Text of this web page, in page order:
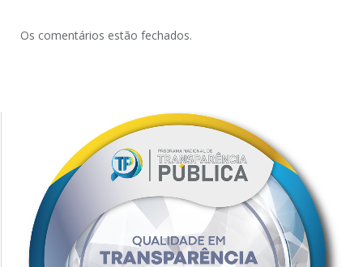
Os comentários estão fechados.